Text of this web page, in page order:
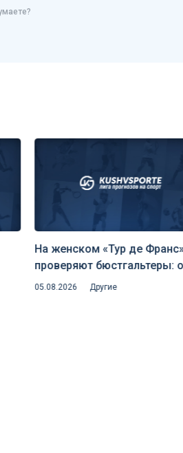
На женском «Тур де
проверяют бюстгальтеры:
на скрытую аэродинамику и
05.08.2026 Другие